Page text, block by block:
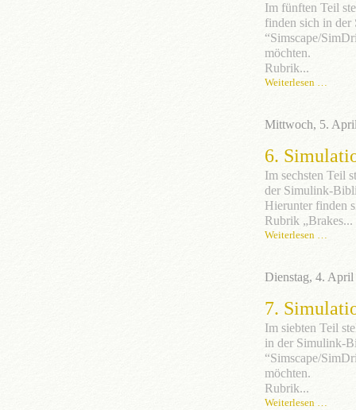
Im fünften Teil
finden sich in
“Simscape/
möchten.
Rubrik...
Weiterlesen …
Mittwoch, 5.
6.
Im sechsten Teil
der Simulink-
Hierunter finden
Rubrik „Brakes...
Weiterlesen …
Dienstag, 4. April
7.
Im siebten Teil
in der Simulink-
“Simscape/
möchten.
Rubrik...
Weiterlesen …